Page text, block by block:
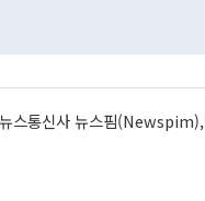
스통신사 뉴스핌